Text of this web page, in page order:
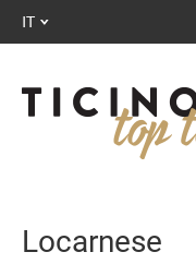
IT
Locarnese